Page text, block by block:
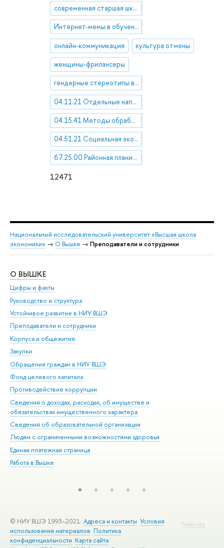
12471
современная старшая школа (10-11 классы)
Интернет-мемы в обучении
онлайн-коммуникация культура отмены
женщины-фрилансеры
гендерные стереотипы в сфере занятости
04.11.21 Отдельные направления и школы современной социологии
04.15.41 Методы обработки и анализа социологической информации
04.51.21 Социальная экология
67.25.00 Районная планировка. Градостроительство
Национальный исследовательский университет «Высшая школа
экономики» → О Вышке → Преподаватели и сотрудники
О ВЫШКЕ
Цифры и факты
Руководство и структура
Устойчивое развитие в НИУ ВШЭ
Преподаватели и сотрудники
Корпуса и общежития
Закупки
Обращения граждан в НИУ ВШЭ
Фонд целевого капитала
Противодействие коррупции
Сведения о доходах, расходах, об имуществе и
обязательствах имущественного характера
Сведения об образовательной организации
Людям с ограниченными возможностями здоровья
Единая платежная страница
Работа в Вышке
Редактору
© НИУ ВШЭ 1993–2021 Адреса и контакты Условия
использования материалов Политика
конфиденциальности Карта сайта